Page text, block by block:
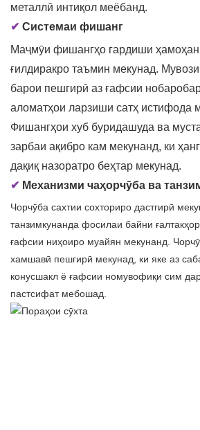
металлӣ интиқол меёбанд.
✔ Системаи фишанг
Маҷмӯи фишангҳо гардиши
ғилдиракро таъмин мекунад.
барои пешгирӣ аз ғафсии
аломатҳои ларзиши сатҳ истифода
Фишангҳои хуб буридашуда ва
зарбаи ақибро кам мекунанд, ки
дақиқ назоратро беҳтар мекунад.
✔ Механизми чаҳорчӯба ва
Чорчӯба сахтии сохториро дастгирӣ
танзимкунанда фосилаи байни
ғафсии ниҳоиро муайян мекунанд.
хамшавӣ пешгирӣ мекунад, ки яке аз
конусшакл ё ғафсии номувофиқи сим дар
пастсифат мебошад.